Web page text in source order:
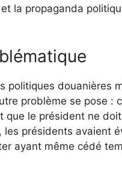
la propaganda
politiques douanières
problème se pose :
que le président ne
présidents avaient
ayant même cédé